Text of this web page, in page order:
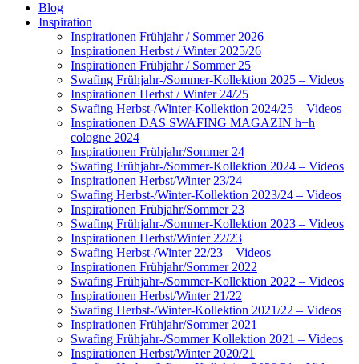
Blog
Inspiration
Inspirationen Frühjahr / Sommer 2026
Inspirationen Herbst / Winter 2025/26
Inspirationen Frühjahr / Sommer 25
Swafing Frühjahr-/Sommer-Kollektion 2025 – Videos
Inspirationen Herbst / Winter 24/25
Swafing Herbst-/Winter-Kollektion 2024/25 – Videos
Inspirationen DAS SWAFING MAGAZIN h+h
cologne 2024
Inspirationen Frühjahr/Sommer 24
Swafing Frühjahr-/Sommer-Kollektion 2024 – Videos
Inspirationen Herbst/Winter 23/24
Swafing Herbst-/Winter-Kollektion 2023/24 – Videos
Inspirationen Frühjahr/Sommer 23
Swafing Frühjahr-/Sommer-Kollektion 2023 – Videos
Inspirationen Herbst/Winter 22/23
Swafing Herbst-/Winter 22/23 – Videos
Inspirationen Frühjahr/Sommer 2022
Swafing Frühjahr-/Sommer-Kollektion 2022 – Videos
Inspirationen Herbst/Winter 21/22
Swafing Herbst-/Winter-Kollektion 2021/22 – Videos
Inspirationen Frühjahr/Sommer 2021
Swafing Frühjahr-/Sommer Kollektion 2021 – Videos
Inspirationen Herbst/Winter 2020/21